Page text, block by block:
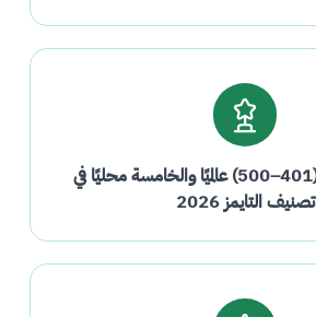
الجامعة ضمن (401–500) عالميًا والخامسة محليًا في
تصنيف التايمز 2026